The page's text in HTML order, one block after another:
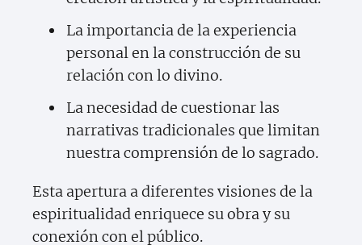
La importancia de la experiencia
personal en la construcción de su
relación con lo divino.
La necesidad de cuestionar las
narrativas tradicionales que limitan
nuestra comprensión de lo sagrado.
Esta apertura a diferentes visiones de la
espiritualidad enriquece su obra y su
conexión con el público.